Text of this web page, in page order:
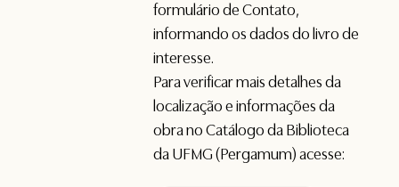
formulário deContato,
informando os dados do livro de
interesse.
Para verificar mais detalhes da
localização e informações da
obra no Catálogo da Biblioteca
da UFMG (Pergamum) acesse: